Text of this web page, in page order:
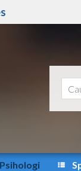
Psihologi